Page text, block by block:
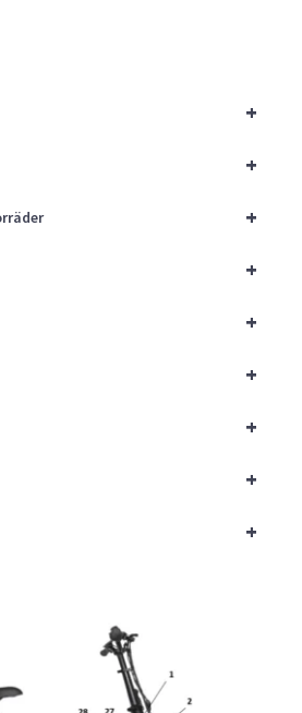
+
+
+
+
+
+
+
+
+